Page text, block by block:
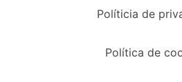
Políticia de
Política de